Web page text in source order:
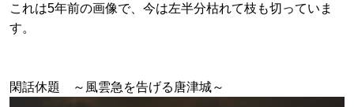
これは5年前の画像で、今は左半分枯れて枝も切っていま
す。
閑話休題 ～風雲急を告げる唐津城～